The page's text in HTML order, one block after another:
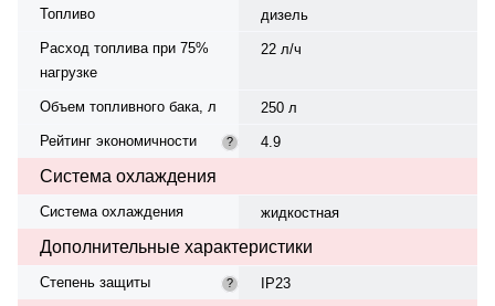
Топливо
дизель
Расход топлива при 75%
нагрузке
22 л/ч
Объем топливного бака, л
250 л
Рейтинг экономичности
? 4.9
Система охлаждения
Система охлаждения жидкостная
Дополнительные характеристики
Степень защиты ? IP23